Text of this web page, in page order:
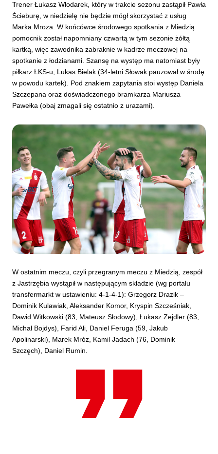
Trener Łukasz Włodarek, który w trakcie sezonu zastąpił Pawła
Ścieburę, w niedzielę nie będzie mógł skorzystać z usług
Marka Mroza. W końcówce środowego spotkania z Miedzią
pomocnik został napomniany czwartą w tym sezonie żółtą
kartką, więc zawodnika zabraknie w kadrze meczowej na
spotkanie z łodzianami. Szansę na występ ma natomiast były
piłkarz ŁKS-u, Lukas Bielak (34-letni Słowak pauzował w środę
w powodu kartek). Pod znakiem zapytania stoi występ Daniela
Szczepana oraz doświadczonego bramkarza Mariusza
Pawełka (obaj zmagali się ostatnio z urazami).
W ostatnim meczu, czyli przegranym meczu z Miedzią, zespół
z Jastrzębia wystąpił w następującym składzie (wg portalu
transfermarkt w ustawieniu: 4-1-4-1): Grzegorz Drazik –
Dominik Kulawiak, Aleksander Komor, Kryspin Szcześniak,
Dawid Witkowski (83, Mateusz Słodowy), Łukasz Zejdler (83,
Michał Bojdys), Farid Ali, Daniel Feruga (59, Jakub
Apolinarski), Marek Mróz, Kamil Jadach (76, Dominik
Szczęch), Daniel Rumin.